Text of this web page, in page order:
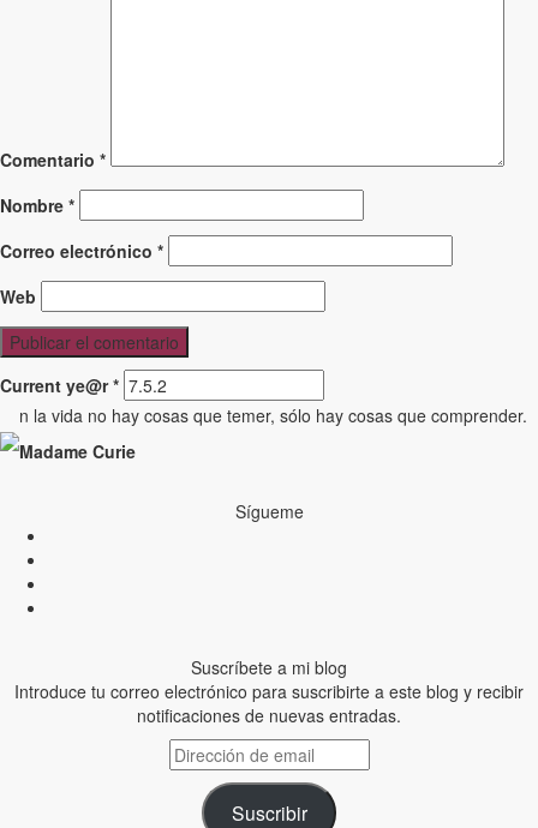
Comentario *
Nombre *
Correo electrónico *
Web
Current ye@r*
n la vida no hay cosas que temer, sólo hay cosas que comprender.
Madame Curie
Sígueme
Suscríbete a mi blog
Introduce tu correo electrónico para suscribirte a este blog y recibir
notificaciones de nuevas entradas.
Dirección
de
email
Suscribir